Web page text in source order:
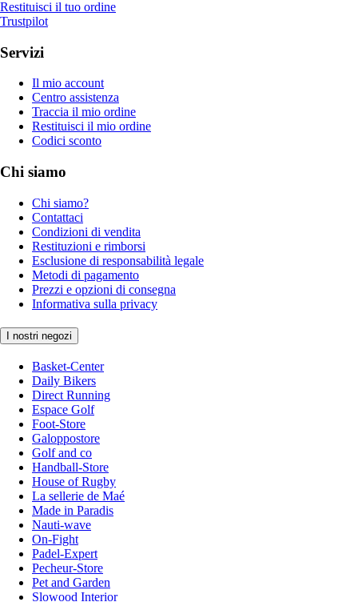
Restituisci il tuo ordine
Trustpilot
Servizi
Il mio account
Centro assistenza
Traccia il mio ordine
Restituisci il mio ordine
Codici sconto
Chi siamo
Chi siamo?
Contattaci
Condizioni di vendita
Restituzioni e rimborsi
Esclusione di responsabilità legale
Metodi di pagamento
Prezzi e opzioni di consegna
Informativa sulla privacy
I nostri negozi
Basket-Center
Daily Bikers
Direct Running
Espace Golf
Foot-Store
Galoppostore
Golf and co
Handball-Store
House of Rugby
La sellerie de Maé
Made in Paradis
Nauti-wave
On-Fight
Padel-Expert
Pecheur-Store
Pet and Garden
Slowood Interior